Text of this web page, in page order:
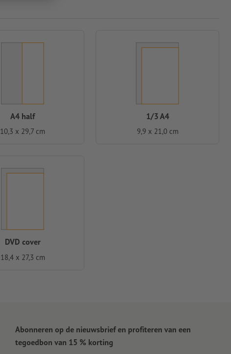
A4 half
10,3 x 29,7 cm
1/3 A4
9,9 x 21,0 cm
DVD cover
18,4 x 27,3 cm
Abonneren op de nieuwsbrief en profiteren van een
tegoedbon van 15 % korting